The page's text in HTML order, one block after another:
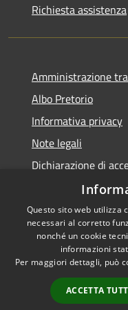
Richiesta assistenza
Amministrazione
Albo Pretorio
Informativa privacy
Note legali
Dichiarazione di
Accessibilità
Privacy
Mappa del sito
Questo sito web utilizza
necessari al corretto
nonché un cookie
informazioni
Per maggiori dettagli, può
ACCETTA